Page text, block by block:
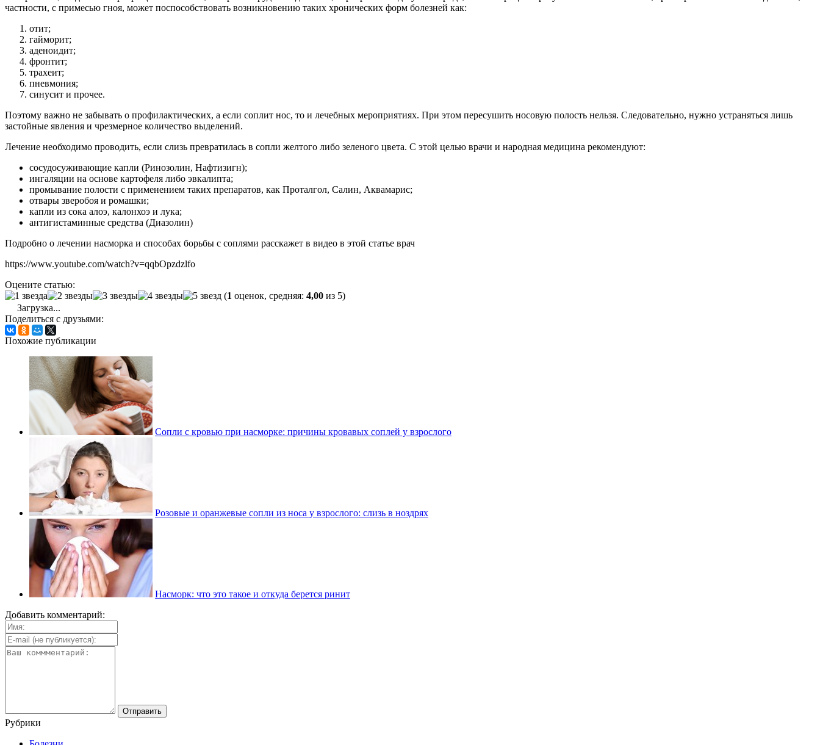
частности, с примесью гноя, может поспособствовать возникновению таких хронических форм болезней как:
отит;
гайморит;
аденоидит;
фронтит;
трахеит;
пневмония;
синусит и прочее.
Поэтому важно не забывать о профилактических, а если соплит нос, то и лечебных мероприятиях. При этом пересушить носовую полость нельзя. Следовательно, нужно устраняться лишь
застойные явления и чрезмерное количество выделений.
Лечение необходимо проводить, если слизь превратилась в сопли желтого либо зеленого цвета. С этой целью врачи и народная медицина рекомендуют:
сосудосуживающие капли (Ринозолин, Нафтизигн);
ингаляции на основе картофеля либо эвкалипта;
промывание полости с применением таких препаратов, как Проталгол, Салин, Аквамарис;
отвары зверобоя и ромашки;
капли из сока алоэ, калонхоэ и лука;
антигистаминные средства (Диазолин)
Подробно о лечении насморка и способах борьбы с соплями расскажет в видео в этой статье врач
https://www.youtube.com/watch?v=qqbOpzdzlfo
Оцените статью:
(1 оценок, средняя: 4,00 из 5)
Загрузка...
Поделиться с друзьями:
Похожие публикации
Сопли с кровью при насморке: причины кровавых соплей у взрослого
Розовые и оранжевые сопли из носа у взрослого: слизь в ноздрях
Насморк: что это такое и откуда берется ринит
Добавить комментарий:
Рубрики